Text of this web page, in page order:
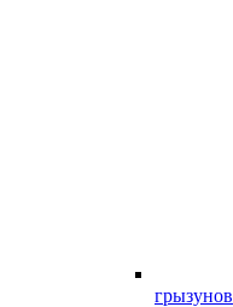
грызунов